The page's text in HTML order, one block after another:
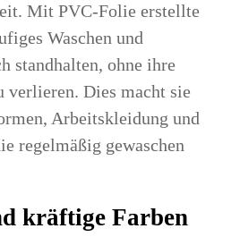
Mit PVC-Folie erstellte
Waschen und
standhalten, ohne ihre
verlieren. Dies macht sie
Arbeitskleidung und
regelmäßig gewaschen
kräftige Farben